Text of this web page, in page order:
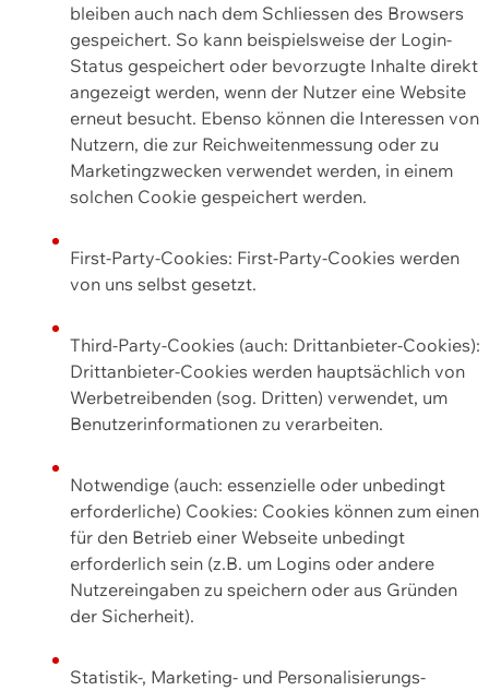
bleiben auch nach dem Schliessen des Browsers
gespeichert. So kann beispielsweise der Login-
Status gespeichert oder bevorzugte Inhalte direkt
angezeigt werden, wenn der Nutzer eine Website
erneut besucht. Ebenso können die Interessen von
Nutzern, die zur Reichweitenmessung oder zu
Marketingzwecken verwendet werden, in einem
solchen Cookie gespeichert werden.
First-Party-Cookies: First-Party-Cookies werden
von uns selbst gesetzt.
Third-Party-Cookies (auch: Drittanbieter-Cookies):
Drittanbieter-Cookies werden hauptsächlich von
Werbetreibenden (sog. Dritten) verwendet, um
Benutzerinformationen zu verarbeiten.
Notwendige (auch: essenzielle oder unbedingt
erforderliche) Cookies: Cookies können zum einen
für den Betrieb einer Webseite unbedingt
erforderlich sein (z.B. um Logins oder andere
Nutzereingaben zu speichern oder aus Gründen
der Sicherheit).
Statistik-, Marketing- und Personalisierungs-